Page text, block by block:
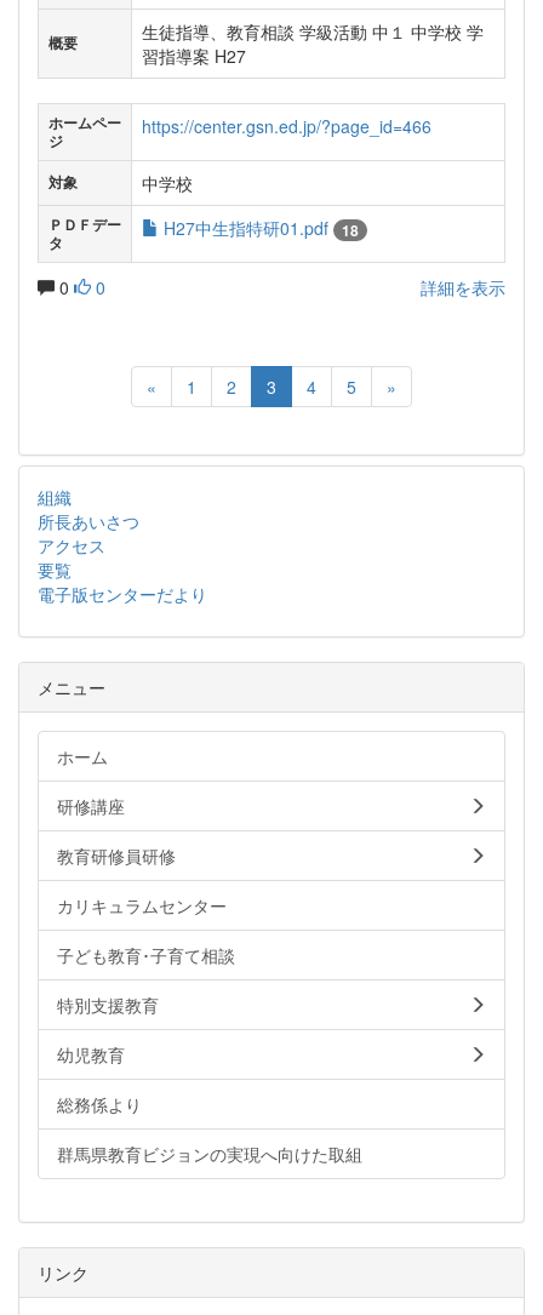
概要
生徒指導、教育相談 学級活動 中１ 中学校 学
習指導案 H27
ホームペー
ジ
https://center.gsn.ed.jp/?page_id=466
対象 中学校
ＰＤＦデー
タ
H27中生指特研01.pdf 18
0 0 詳細を表示
« 1 2 3 4 5 »
組織
所長あいさつ
アクセス
要覧
電子版センターだより
メニュー
ホーム
研修講座
教育研修員研修
カリキュラムセンター
子ども教育･子育て相談
特別支援教育
幼児教育
総務係より
群馬県教育ビジョンの実現へ向けた取組
リンク